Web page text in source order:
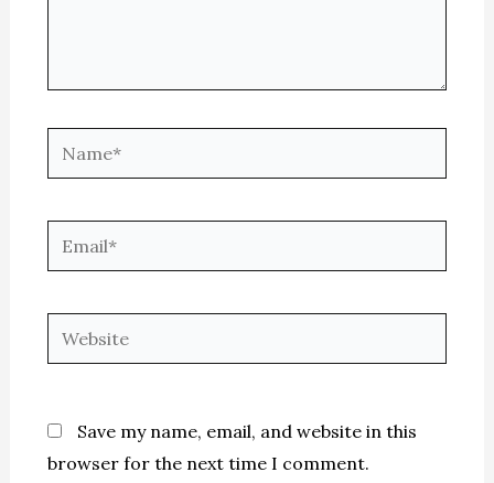
Name*
Email*
Website
Save my name, email, and website in this
browser for the next time I comment.